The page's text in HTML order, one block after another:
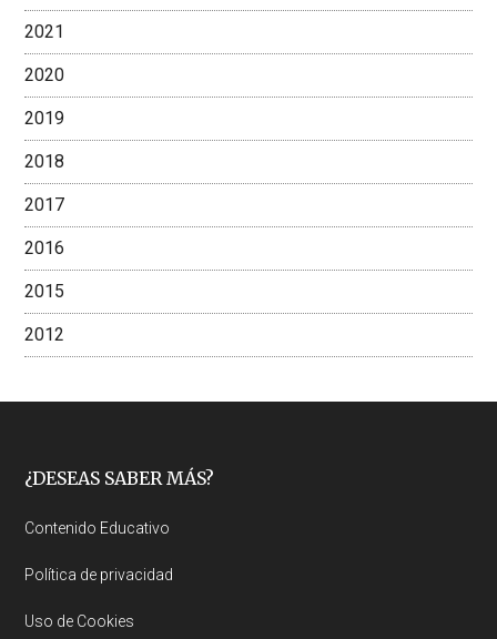
2021
2020
2019
2018
2017
2016
2015
2012
Footer
¿DESEAS SABER MÁS?
Contenido Educativo
Política de privacidad
Uso de Cookies